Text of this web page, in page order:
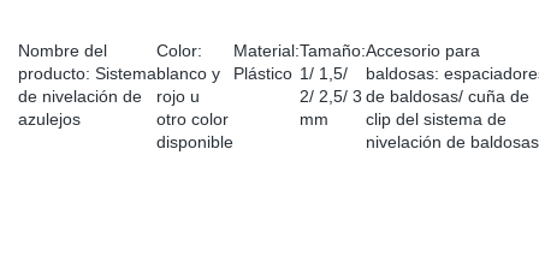
Nombre del
producto: Sistema
de nivelación de
azulejos
Color:
blanco y
rojo u
otro color
disponible
Material:
Plástico
Tamaño:
1/ 1,5/
2/ 2,5/ 3
mm
Accesorio para
baldosas:
de baldosas/ cuña de
clip del sistema de
nivelación de baldosas